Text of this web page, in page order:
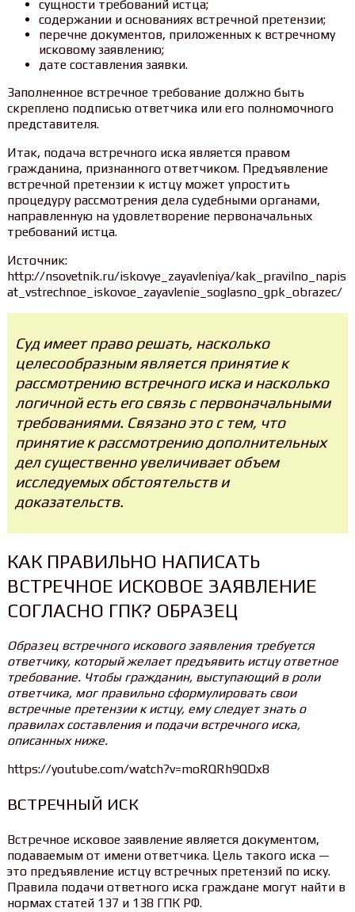
сущности требований истца;
содержании и основаниях встречной претензии;
перечне документов, приложенных к встречному
исковому заявлению;
дате составления заявки.
Заполненное встречное требование должно быть
скреплено подписью ответчика или его полномочного
представителя.
Итак, подача встречного иска является правом
гражданина, признанного ответчиком. Предъявление
встречной претензии к истцу может упростить
процедуру рассмотрения дела судебными органами,
направленную на удовлетворение первоначальных
требований истца.
Источник:
http://nsovetnik.ru/iskovye_zayavleniya/kak_pravilno_napis
at_vstrechnoe_iskovoe_zayavlenie_soglasno_gpk_obrazec/
Суд имеет право решать, насколько
целесообразным является принятие к
рассмотрению встречного иска и насколько
логичной есть его связь с первоначальными
требованиями. Связано это с тем, что
принятие к рассмотрению дополнительных
дел существенно увеличивает объем
исследуемых обстоятельств и
доказательств.
КАК ПРАВИЛЬНО НАПИСАТЬ
ВСТРЕЧНОЕ ИСКОВОЕ ЗАЯВЛЕНИЕ
СОГЛАСНО ГПК? ОБРАЗЕЦ
Образец встречного искового заявления требуется
ответчику, который желает предъявить истцу ответное
требование. Чтобы гражданин, выступающий в роли
ответчика, мог правильно сформулировать свои
встречные претензии к истцу, ему следует знать о
правилах составления и подачи встречного иска,
описанных ниже.
https://youtube.com/watch?v=moRQRh9QDx8
ВСТРЕЧНЫЙ ИСК
Встречное исковое заявление является документом,
подаваемым от имени ответчика. Цель такого иска —
это предъявление истцу встречных претензий по иску.
Правила подачи ответного иска граждане могут найти в
нормах статей 137 и 138 ГПК РФ.